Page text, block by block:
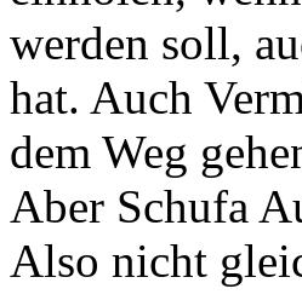
werden soll,
hat. Auch
dem Weg
Aber Schufa
Also nicht